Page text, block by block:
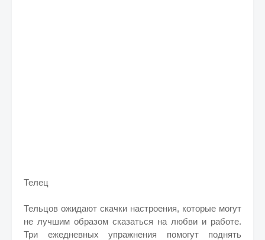
Телец
Тельцов ожидают скачки настроения, которые могут
не лучшим образом сказаться на любви и работе.
Три ежедневных упражнения помогут поднять